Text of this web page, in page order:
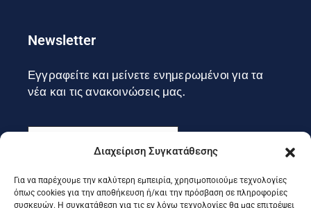
Διαχείριση Συγκατάθεσης
Για να παρέχουμε την καλύτερη εμπειρία, χρησιμοποιούμε τεχνολογίες
όπως cookies για την αποθήκευση ή/και την πρόσβαση σε πληροφορίες
συσκευών. Η συγκατάθεση για τις εν λόγω τεχνολογίες θα μας επιτρέψει
Newsletter
Εγγραφείτε και μείνετε ενημερωμένοι για τα
νέα και τις ανακοινώσεις μας.
Εγγραφή